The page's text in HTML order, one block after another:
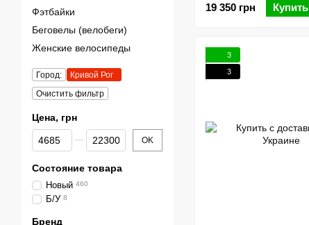
19 350 грн
Купить
3
3
Фэтбайки
Беговелы (велобеги)
Женские велосипеды
Город:
Кривой Рог
Очистить фильтр
Цена, грн
От Цена, грн
До Цена, грн OK
Состояние товара
Новый 460
Б/У 8
Бренд